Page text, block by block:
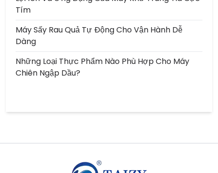
Tím
Máy Sấy Rau Quả Tự Động Cho Vận Hành Dễ
Dàng
Những Loại Thực Phẩm Nào Phù Hợp Cho Máy
Chiên Ngập Dầu?